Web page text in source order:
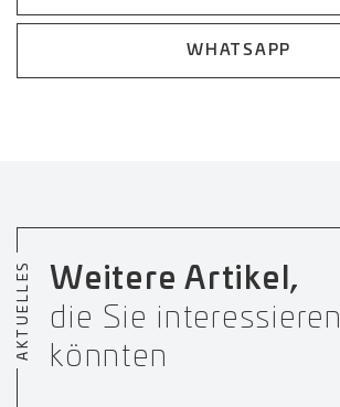
WHATSAPP
AKTUELLES
Weitere Artikel,
die Sie interessieren
könnten